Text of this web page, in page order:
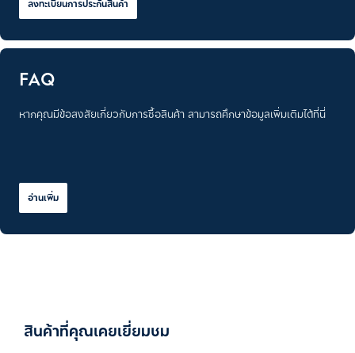
ลงทะเบียนการประกันสินค้า
FAQ
หากคุณมีข้อสงสัยเกี่ยวกับการซื้อสินค้า สามารถศึกษาข้อมูลเพิ่มเติมได้ที่นี่
อ่านเพิ่ม
สินค้าที่คุณเคยเยี่ยมชม